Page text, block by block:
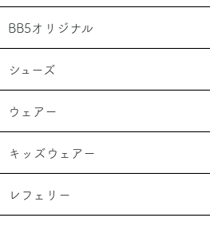
BB5オリジナル
シューズ
ウェアー
キッズウェアー
レフェリー